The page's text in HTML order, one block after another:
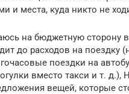
и места, куда никто не
на бюджетную сторону
до расходов на поездку
поездки на
вместо такси и т. д.),
вещей, которые